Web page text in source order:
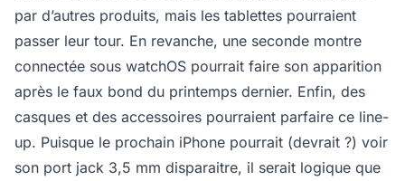
par d’autres produits, mais les tablettes pourraient
passer leur tour. En revanche, une seconde montre
connectée sous watchOS pourrait faire son apparition
après le faux bond du printemps dernier. Enfin, des
casques et des accessoires pourraient parfaire ce line-
up. Puisque le prochain iPhone pourrait (devrait ?) voir
son port jack 3,5 mm disparaitre, il serait logique que